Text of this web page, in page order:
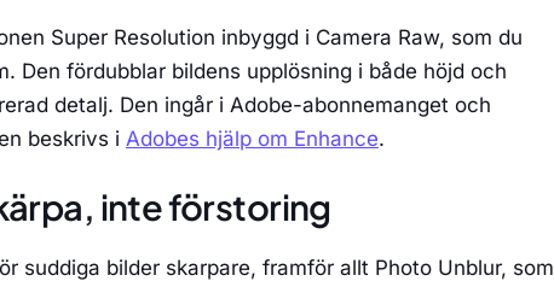
Super Resolution inbyggd i Camera Raw, som du
Den fördubblar bildens upplösning i både höjd och
detalj. Den ingår i Adobe-abonnemanget och
beskrivs i Adobes hjälp om Enhance.
inte förstoring
suddiga bilder skarpare, framför allt Photo Unblur, som